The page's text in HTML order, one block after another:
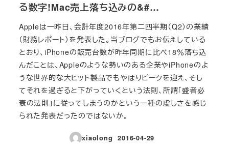
る数字!Mac売上落ち込みの&#…
Appleは一昨日、会計年度2016年第二四半期（Q2）の業績
（財務レポート）を発表した。当ブログでもお伝えしている
とおり、iPhoneの販売台数が昨年同期に比べ18％落ち込
んだことは、Appleのような勢いのある企業やiPhoneのよ
うな世界的な大ヒット製品でもやはりピークを迎え、そし
てそれを過ぎると下がっていくという法則、所謂「盛者必
衰の法則」に従ってしまうのかという一種の虚しさを感じ
られた発表だったのではないか。
xiaolong
投稿日
2016-04-29